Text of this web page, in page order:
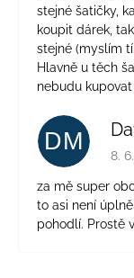
stejné šatičky,
koupit dárek,
stejné (myslím
Hlavně u těch
nebudu
DM
8.
za mě super
to asi není
pohodlí. Prostě